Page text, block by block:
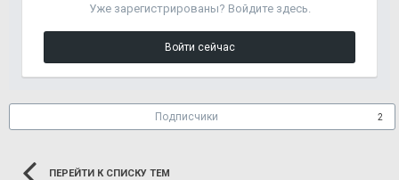
Уже зарегистрированы? Войдите здесь.
Войти сейчас
Подписчики 2
ПЕРЕЙТИ К СПИСКУ ТЕМ